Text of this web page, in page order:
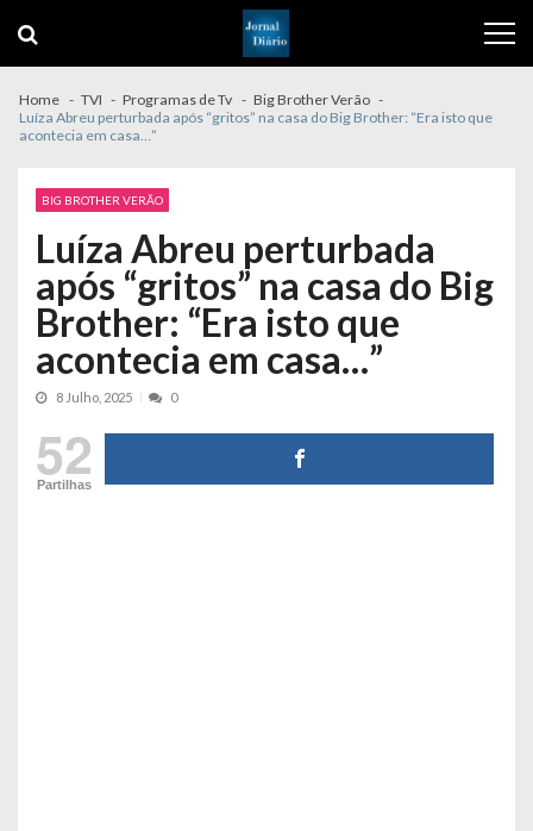
navigation
content
Home TVI Programas de Tv
Big Brother Verão
Luíza Abreu perturbada após “gritos” na casa do Big Brother: “Era isto que
acontecia em casa…”
BIG BROTHER VERÃO
Luíza Abreu perturbada
após “gritos” na casa do Big
Brother: “Era isto que
acontecia em casa…”
8 Julho, 2025 0
52
Partilhas